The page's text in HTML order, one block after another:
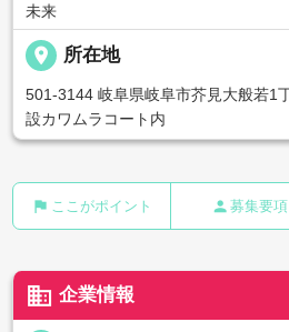
未来
place 所在地
501-3144 岐阜県岐阜市芥見大般若1
設カワムラコート内
flag ここがポイント person 募集要項
business 企業情報